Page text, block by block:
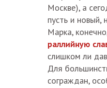
Москве), а
пусть и новый,
Марка,
раллийную
слишком ли
Для
сограждан,